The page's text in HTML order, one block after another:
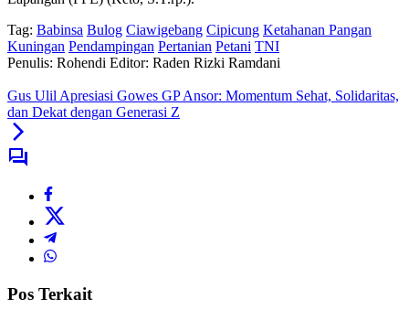
Tag: Babinsa Bulog Ciawigebang Cipicung Ketahanan Pangan
Kuningan Pendampingan Pertanian Petani TNI
Penulis: Rohendi Editor: Raden Rizki Ramdani
Gus Ulil Apresiasi Gowes GP Ansor: Momentum Sehat, Solidaritas,
dan Dekat dengan Generasi Z
Pos Terkait